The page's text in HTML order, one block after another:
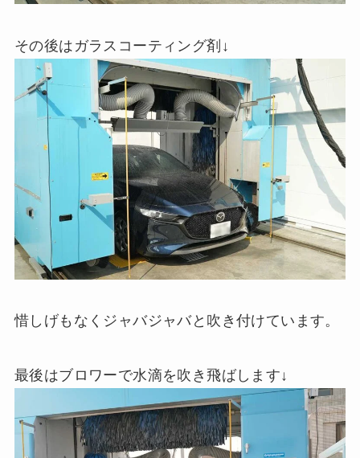
その後はガラスコーティング剤↓
惜しげもなくジャバジャバと吹き付けています。
最後はブロワーで水滴を吹き飛ばします↓